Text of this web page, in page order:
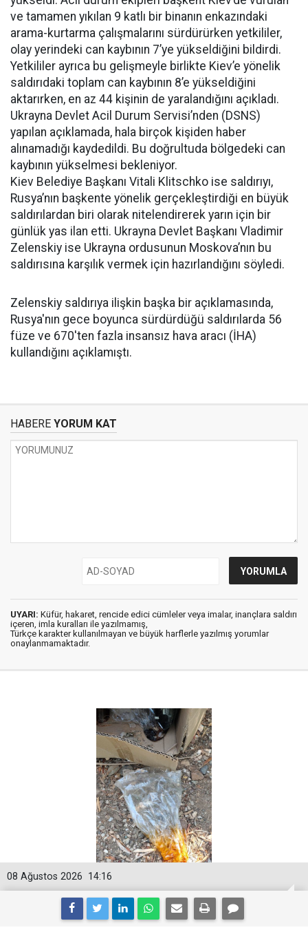
ve tamamen yıkılan 9 katlı bir binanın enkazındaki
arama-kurtarma çalışmalarını sürdürürken yetkililer,
olay yerindeki can kaybının 7’ye yükseldiğini bildirdi.
Yetkililer ayrıca bu gelişmeyle birlikte Kiev’e yönelik
saldırıdaki toplam can kaybının 8’e yükseldiğini
aktarırken, en az 44 kişinin de yaralandığını açıkladı.
Ukrayna Devlet Acil Durum Servisi’nden (DSNS)
yapılan açıklamada, hala birçok kişiden haber
alınamadığı kaydedildi. Bu doğrultuda bölgedeki can
kaybının yükselmesi bekleniyor.
Kiev Belediye Başkanı Vitali Klitschko ise saldırıyı,
Rusya’nın başkente yönelik gerçekleştirdiği en büyük
saldırılardan biri olarak nitelendirerek yarın için bir
günlük yas ilan etti. Ukrayna Devlet Başkanı Vladimir
Zelenskiy ise Ukrayna ordusunun Moskova’nın bu
saldırısına karşılık vermek için hazırlandığını söyledi.
Zelenskiy saldırıya ilişkin başka bir açıklamasında,
Rusya'nın gece boyunca sürdürdüğü saldırılarda 56
füze ve 670'ten fazla insansız hava aracı (İHA)
kullandığını açıklamıştı.
HABERE YORUM KAT
UYARI: Küfür, hakaret, rencide edici cümleler veya imalar, inançlara saldırı
içeren, imla kuralları ile yazılmamış,
Türkçe karakter kullanılmayan ve büyük harflerle yazılmış yorumlar
onaylanmamaktadır.
14:16
08 Ağustos 2026